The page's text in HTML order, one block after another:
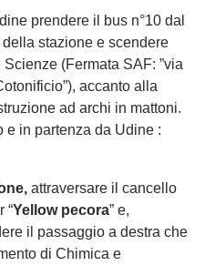
prendere il bus n°10 dal
stazione e scendere
(Fermata SAF: ”via
accanto alla
ad archi in mattoni.
e in partenza da Udine :
attraversare il cancello
“Yellow pecora” e,
il passaggio a destra che
di Chimica e